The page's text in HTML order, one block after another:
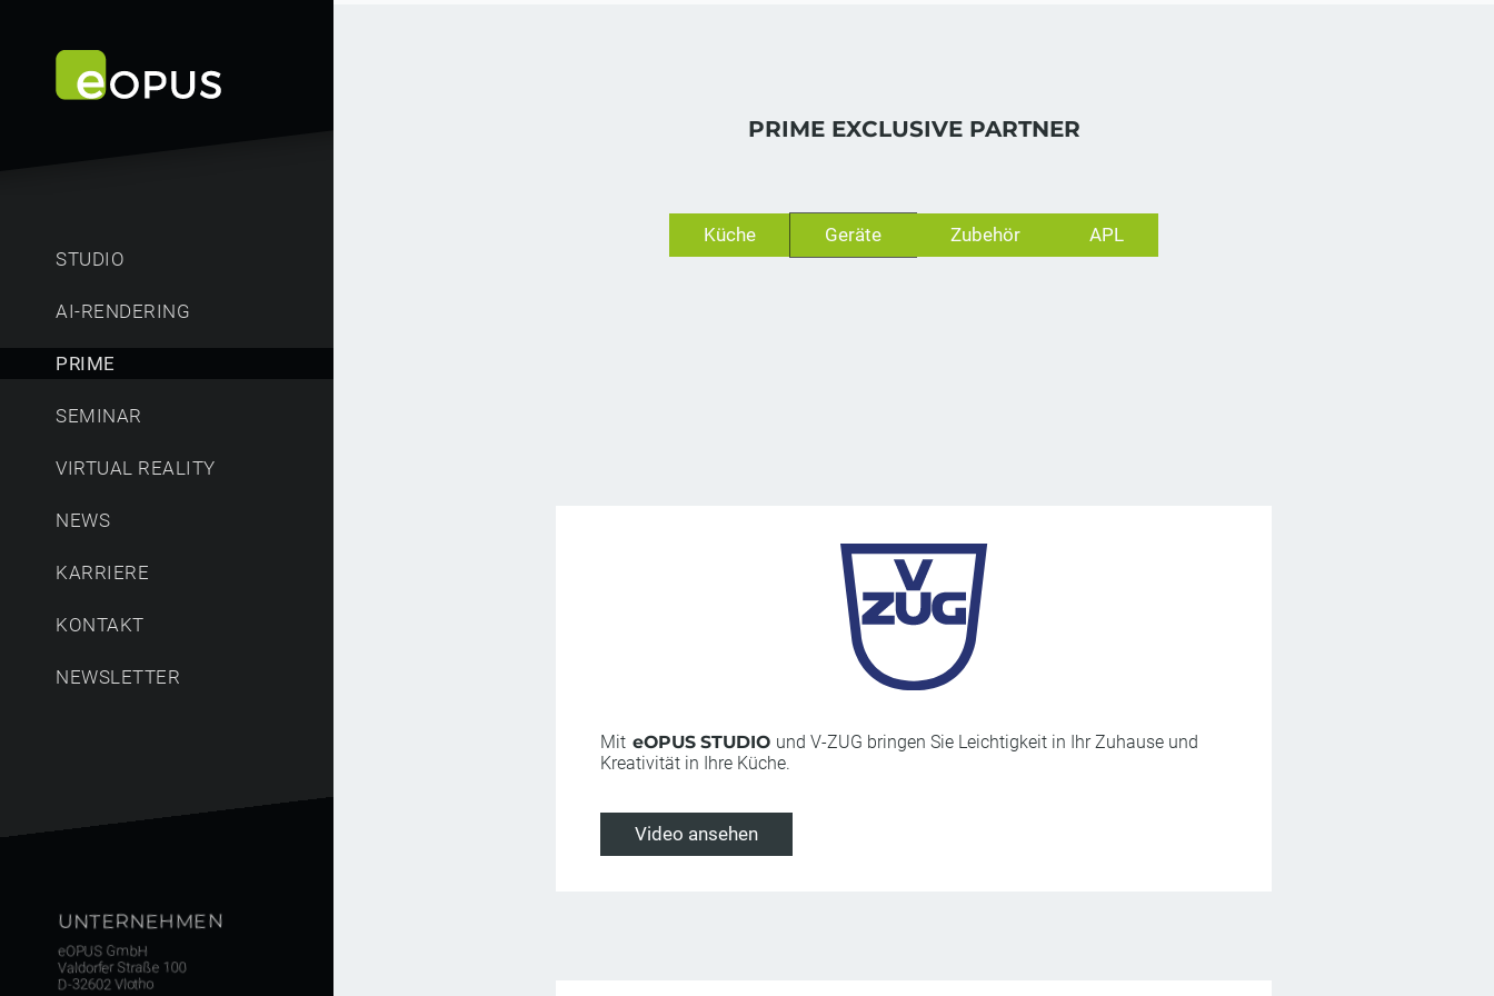
STUDIO
AI-RENDERING
PRIME
SEMINAR
VIRTUAL REALITY
NEWS
KARRIERE
KONTAKT
NEWSLETTER
UNTERNEHMEN
eOPUS GmbH
Valdorfer Straße 100
D-32602 Vlotho
PRIME EXCLUSIVE PARTNER
Küche Geräte Zubehör APL
Mit eOPUS STUDIO und V-ZUG bringen Sie Leichtigkeit in Ihr Zuhause und
Kreativität in Ihre Küche.
Video ansehen